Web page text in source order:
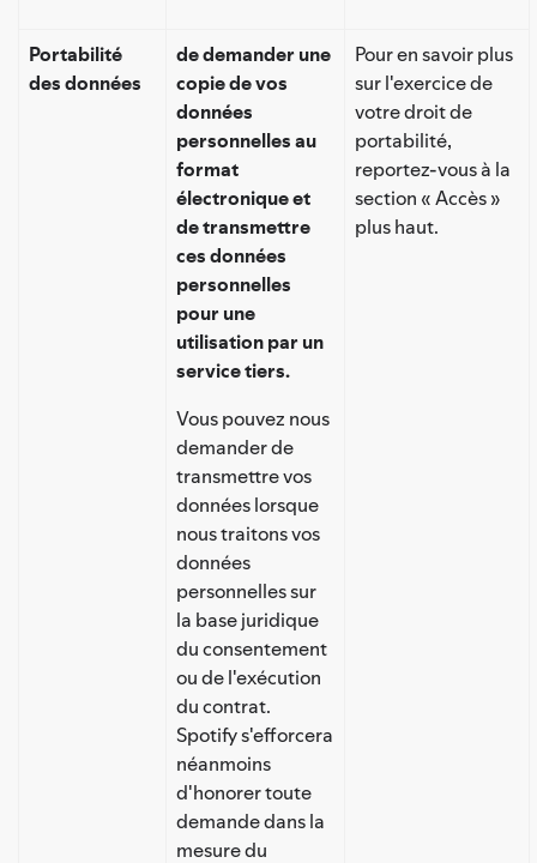
Portabilité
des données
de demander une
copie de vos
données
personnelles au
format
électronique et
de transmettre
ces données
personnelles
pour une
utilisation par un
service tiers.
Vous pouvez nous
demander de
transmettre vos
données lorsque
nous traitons vos
données
personnelles sur
la base juridique
du consentement
ou de l'exécution
du contrat.
Spotify s'efforcera
néanmoins
d'honorer toute
demande dans la
mesure du
Pour en savoir plus
sur l'exercice de
votre droit de
portabilité,
reportez-vous à la
section « Accès »
plus haut.